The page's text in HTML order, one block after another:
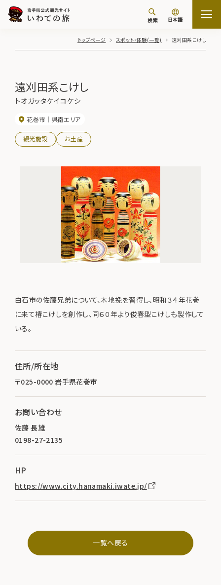
検索 日本語
トップページ スポット・体験(一覧) 遠刈田系こけし
遠刈田系こけし
トオガッタケイコケシ
花巻市 県南エリア
観光施設 お土産
白石市の佐藤兄弟について、木地挽を習得し、昭和３４年花巻
に来て椿こけしを創作し、同６０年より俊春型こけしも製作して
いる。
住所/所在地
〒025-0000 岩手県花巻市
お問い合わせ
佐藤 長雄
0198-27-2135
HP
https://www.city.hanamaki.iwate.jp/
一覧へ戻る